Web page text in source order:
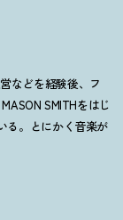
などを経験後、フ
SMITHをはじ
る。とにかく音楽が